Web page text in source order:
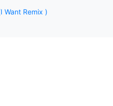
Want Remix )